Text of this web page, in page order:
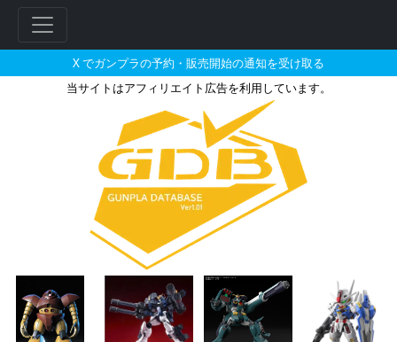
X でガンプラの予約・販売開始の通知を受け取る
当サイトはアフィリエイト広告を利用しています。
MG 1/100 MS-06 F/J ザクII “ONE